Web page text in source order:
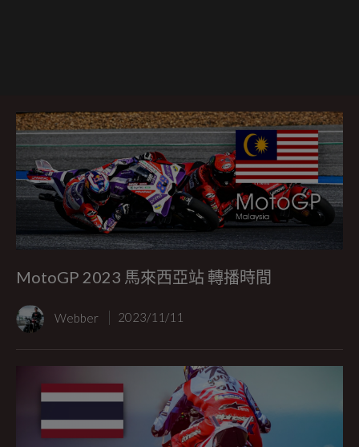
MotoGP 2023 馬來西亞站 轉播時間
Webber 2023/11/11